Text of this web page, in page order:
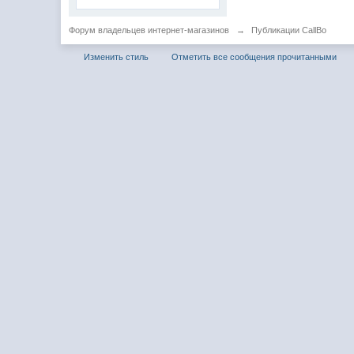
Форум владельцев интернет-магазинов → Публикации CallBo
Изменить стиль Отметить все сообщения прочитанными